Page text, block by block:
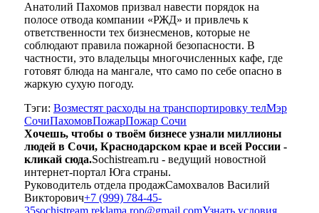
Анатолий Пахомов призвал навести порядок на
полосе отвода компании «РЖД» и привлечь к
ответственности тех бизнесменов, которые не
соблюдают правила пожарной безопасности. В
частности, это владельцы многочисленных кафе, где
готовят блюда на мангале, что само по себе опасно в
жаркую сухую погоду.
Тэги: Возместят расходы на транспортировку телМэр
СочиПахомовПожарПожар Сочи
Хочешь, чтобы о твоём бизнесе узнали миллионы
людей в Сочи, Краснодарском крае и всей России -
кликай сюда.Sochistream.ru - ведущий новостной
интернет-портал Юга страны.
Руководитель отдела продажСамохвалов Василий
Викторович+7 (999) 784-45-
35sochistream.reklama.rop@gmail.comУзнать условия